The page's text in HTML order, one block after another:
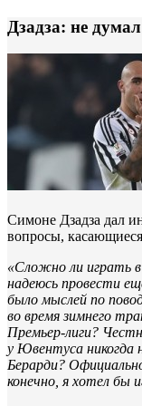
Дзадза: не
Симоне Дзадза дал
вопросы,
«Сложно ли играть
надеюсь провести
было мыслей по
во время зимнего
Премьер-лиги?
у Ювентуса никогда
Берарди?
конечно, я хотел бы